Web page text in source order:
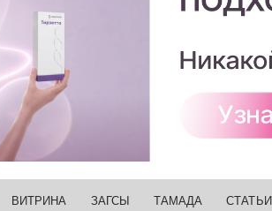
ВИТРИНА ЗАГСЫ ТАМАДА СТАТЬИ